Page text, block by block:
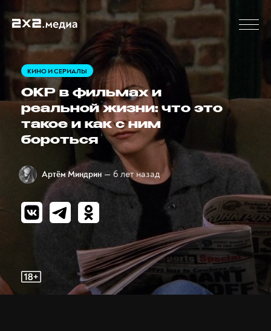
КИНО И СЕРИАЛЫ
ОКР в фильмах и
реальной жизни: что это
такое и как с ним
бороться
Артём Миндрин — 6 лет назад